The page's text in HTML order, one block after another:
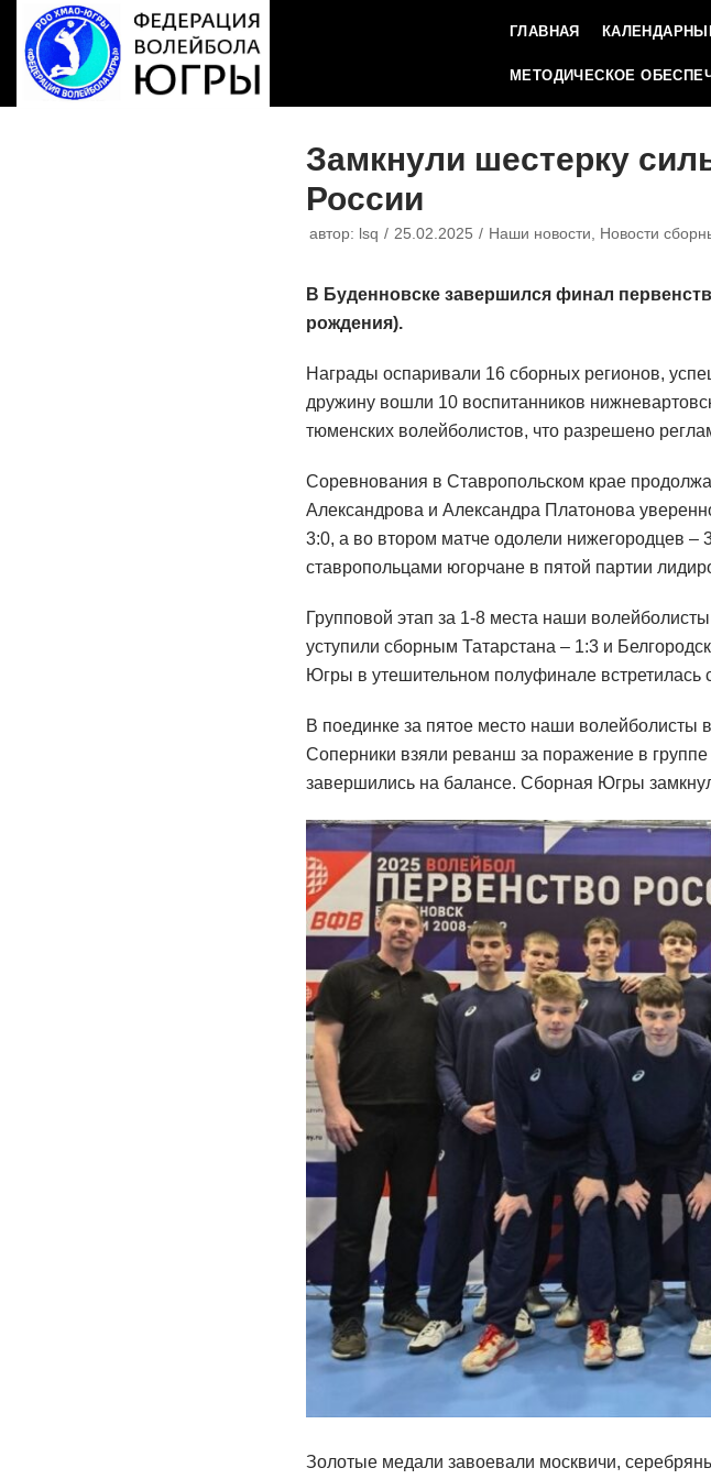
Перейти
к
содержимому
ГЛАВНАЯ
МЕТОДИЧЕСКОЕ
Замкнули шестерку
России
автор: lsq 25.02.2025 Наши новости, Новости
В Буденновске завершился финал
рождения).
Награды оспаривали 16 сборных регионов,
дружину вошли 10 воспитанников
тюменских волейболистов, что разрешено
Соревнования в Ставропольском крае
Александрова и Александра Платонова
3:0, а во втором матче одолели нижегородцев –
ставропольцами югорчане в пятой партии
Групповой этап за 1-8 места наши
уступили сборным Татарстана – 1:3 и
Югры в утешительном полуфинале встретилась
В поединке за пятое место наши волейболисты
Соперники взяли реванш за поражение в
завершились на балансе. Сборная Югры
Золотые медали завоевали москвичи,